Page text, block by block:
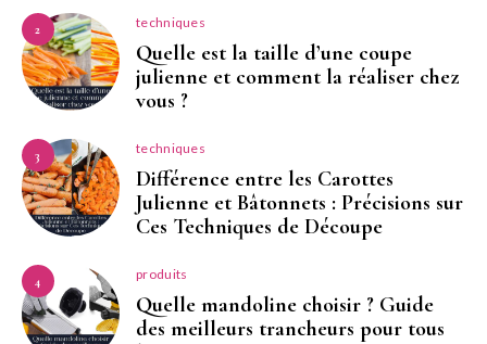
2 techniques
Quelle est la taille d’une coupe
julienne et comment la réaliser chez
vous ?
3 techniques
Différence entre les Carottes
Julienne et Bâtonnets : Précisions sur
Ces Techniques de Découpe
4 produits
Quelle mandoline choisir ? Guide
des meilleurs trancheurs pour tous